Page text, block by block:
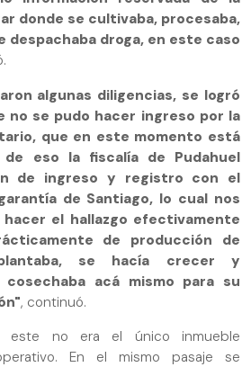
donde se cultivaba, procesaba,
droga, en este caso
algunas diligencias, se logró
no se pudo hacer ingreso por la
que en este momento está
eso la fiscalía de Pudahuel
de ingreso y registro con el
de Santiago, lo cual nos
el hallazgo efectivamente
de producción de
se hacía crecer y
acá mismo para su
, continuó.
este no era el único inmueble
En el mismo pasaje se